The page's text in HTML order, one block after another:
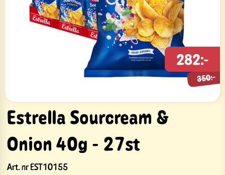
Estrella Sourcream &
Onion 40g - 27st
Art. nrEST10155
282:-
350:-
350:-